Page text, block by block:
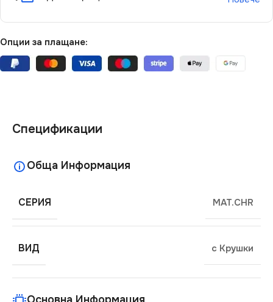
Опции за плащане:
Спецификации
Обща Информация
СЕРИЯ MAT.CHR
ВИД с Крушки